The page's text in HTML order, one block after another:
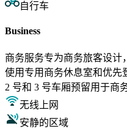
自行车
Business
商务服务专为商务旅客设计
使用专用商务休息室和优先
2 号和 3 号车厢预留用于商
无线上网
安静的区域